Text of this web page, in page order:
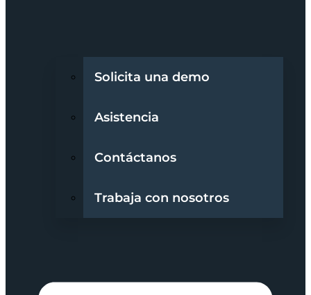
Solicita una demo
Asistencia
Contáctanos
Trabaja con nosotros